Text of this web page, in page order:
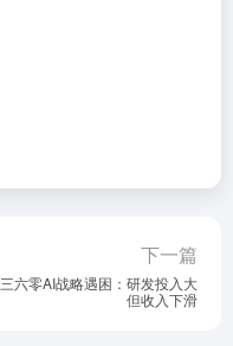
下一篇
三六零AI战略遇困：研发投入大
但收入下滑